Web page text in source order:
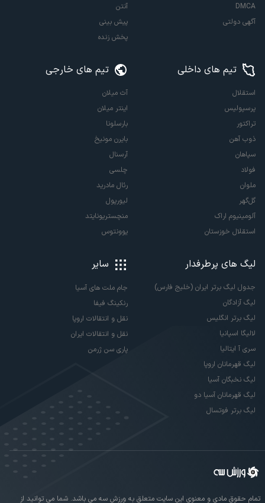
DMCA
آگهی دولتی
آنتن
پیش بینی
پخش زنده
تیم های داخلی
استقلال
پرسپولیس
تراکتور
ذوب آهن
سپاهان
فولاد
ملوان
گل‌گهر
آلومینیوم اراک
استقلال خوزستان
تیم های خارجی
آث میلان
اینتر میلان
بارسلونا
بایرن مونیخ
آرسنال
چلسی
رئال مادرید
لیورپول
منچستریونایتد
یوونتوس
لیگ های پرطرفدار
جدول لیگ برتر ایران (خلیج فارس)
لیگ آزادگان
لیگ برتر انگلیس
لالیگا اسپانیا
سری آ ایتالیا
لیگ قهرمانان اروپا
لیگ نخبگان آسیا
لیگ قهرمانان آسیا دو
لیگ برتر فوتسال
سایر
جام ملت های آسیا
رنکینگ فیفا
نقل و انتقالات اروپا
نقل و انتقالات ایران
پاری سن ژرمن
تمام حقوق مادی و معنوی این سایت متعلق به ورزش سه می باشد. شما می توانید از